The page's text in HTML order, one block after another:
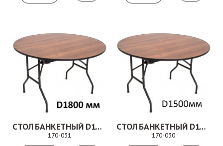
СТОЛ БАНКЕТНЫЙ D1800 ММ
170-031
СТОЛ БАНКЕТНЫЙ D1500 ММ
170-030